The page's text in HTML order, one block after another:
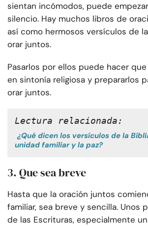
sientan incómodos, puede
silencio. Hay muchos libros de
así como hermosos versículos de
orar juntos.
Pasarlos por ellos puede hacer
en sintonía religiosa y prepararlos
orar juntos.
Lectura relacionada:
¿Qué dicen los versículos de la
unidad familiar y la paz?
3. Que sea breve
Hasta que la oración juntos
familiar, sea breve y sencilla. Unos
de las Escrituras, especialmente